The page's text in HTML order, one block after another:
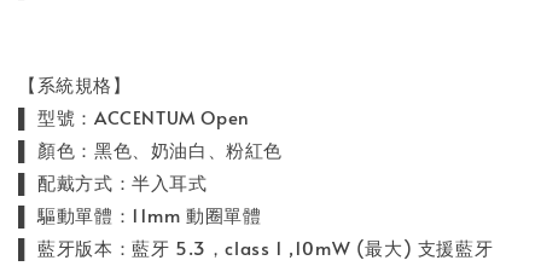
【系統規格】
▌ 型號：ACCENTUM Open
▌ 顏色：黑色、奶油白、粉紅色
▌ 配戴方式：半入耳式
▌ 驅動單體：11mm 動圈單體
▌ 藍牙版本：藍牙 5.3，class 1 ,10mW (最大) 支援藍牙